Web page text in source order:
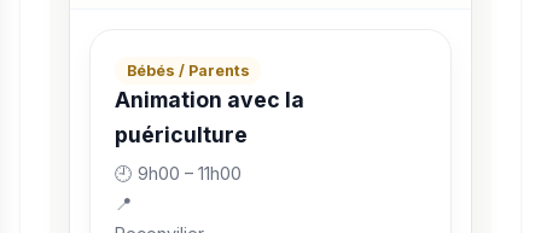
Bébés / Parents
Animation avec la
puériculture
🕘 9h00 – 11h00
📍